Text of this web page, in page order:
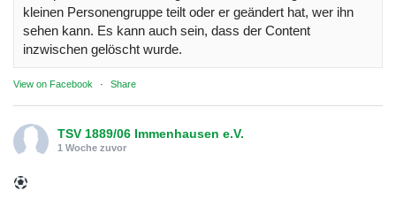
kleinen Personengruppe teilt oder er geändert hat, wer ihn
sehen kann. Es kann auch sein, dass der Content
inzwischen gelöscht wurde.
View on Facebook · Share
TSV 1889/06 Immenhausen e.V.
1 Woche zuvor